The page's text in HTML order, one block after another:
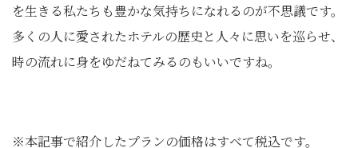
を生きる私たちも豊かな気持ちになれるのが不思議です。
多くの人に愛されたホテルの歴史と人々に思いを巡らせ、
時の流れに身をゆだねてみるのもいいですね。
※本記事で紹介したプランの価格はすべて税込です。